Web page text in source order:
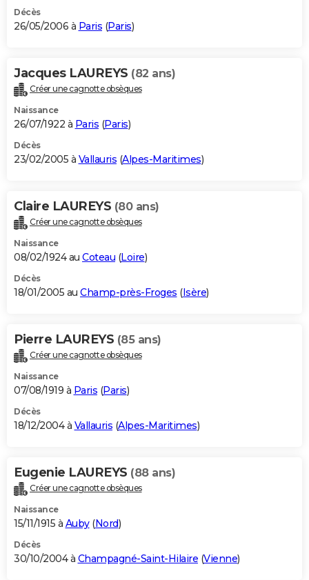
Décès
26/05/2006 à Paris (Paris)
Jacques LAUREYS (82 ans)
Créer une cagnotte obsèques
Naissance
26/07/1922 à Paris (Paris)
Décès
23/02/2005 à Vallauris (Alpes-Maritimes)
Claire LAUREYS (80 ans)
Créer une cagnotte obsèques
Naissance
08/02/1924 au Coteau (Loire)
Décès
18/01/2005 au Champ-près-Froges (Isère)
Pierre LAUREYS (85 ans)
Créer une cagnotte obsèques
Naissance
07/08/1919 à Paris (Paris)
Décès
18/12/2004 à Vallauris (Alpes-Maritimes)
Eugenie LAUREYS (88 ans)
Créer une cagnotte obsèques
Naissance
15/11/1915 à Auby(Nord)
Décès
30/10/2004 à Champagné-Saint-Hilaire (Vienne)